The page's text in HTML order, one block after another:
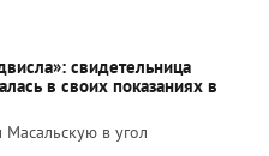
свидетельница
в своих показаниях в
в угол